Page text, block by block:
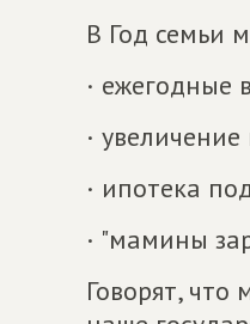
В Год семьи
·
·
· ипотека
· "мамины
Говорят, что